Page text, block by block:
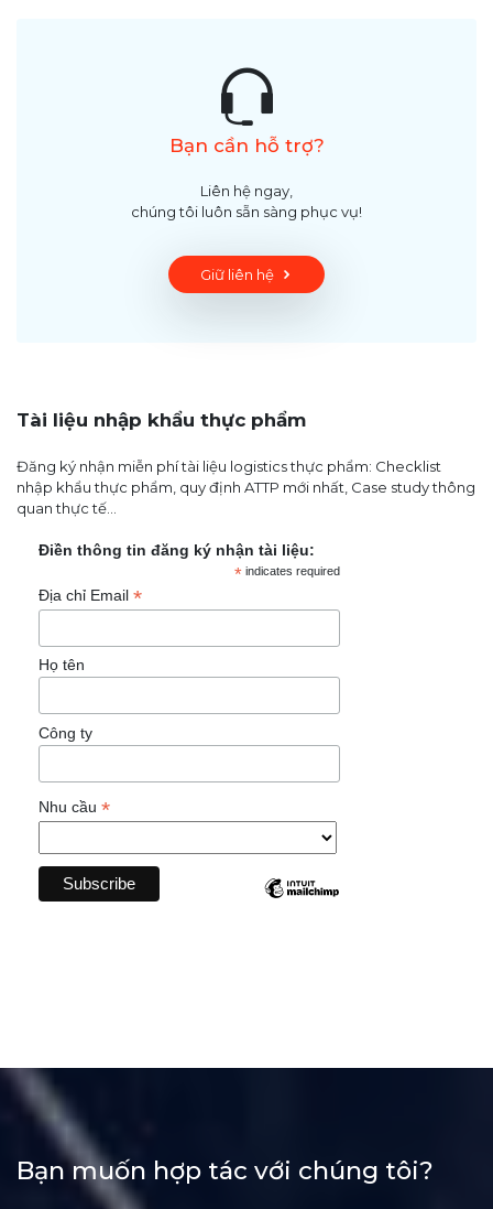
Bạn cần hỗ trợ?
Liên hệ ngay,
chúng tôi luôn sẵn sàng phục vụ!
Giữ liên hệ
Tài liệu nhập khẩu thực phẩm
Đăng ký nhận miễn phí tài liệu logistics thực phẩm: Checklist
nhập khẩu thực phẩm, quy định ATTP mới nhất, Case study thông
quan thực tế...
Điền thông tin đăng ký nhận tài liệu:
*indicates required
Địa chỉ Email *
Họ tên
Công ty
Nhu cầu *
Bạn muốn hợp tác với chúng tôi?